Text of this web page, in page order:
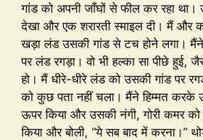
गांड को अपनी जाँघों से फील कर रहा
देखा और एक शरारती स्माइल दी। मैं और
खड़ा लंड उसकी गांड से टच होने लगा।
पर लंड रगड़ा। वो भी हल्का सा पीछे हुई,
हो। मैं धीरे-धीरे लंड को उसकी गांड पर
को कुछ पता नहीं चला। मैंने हिम्मत करके
ऊपर किया और उसकी नंगी, गोरी कमर
किया और बोली, “ये सब बाद में करना।”